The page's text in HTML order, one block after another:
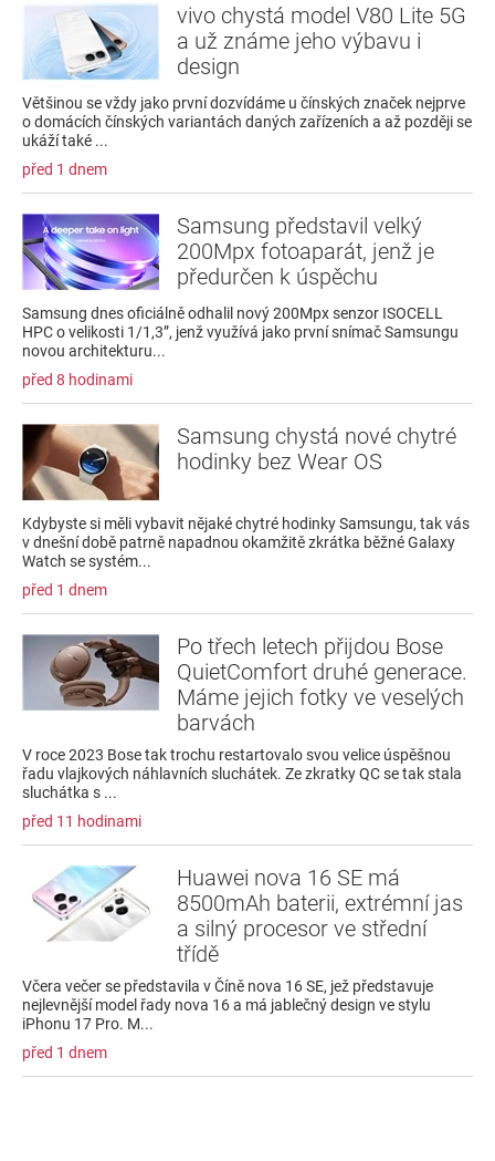
vivo chystá model V80 Lite 5G
a už známe jeho výbavu i
design
Většinou se vždy jako první dozvídáme u čínských značek nejprve
o domácích čínských variantách daných zařízeních a až později se
ukáží také ...
před 1 dnem
Samsung představil velký
200Mpx fotoaparát, jenž je
předurčen k úspěchu
Samsung dnes oficiálně odhalil nový 200Mpx senzor ISOCELL
HPC o velikosti 1/1,3”, jenž využívá jako první snímač Samsungu
novou architekturu...
před 8 hodinami
Samsung chystá nové chytré
hodinky bez Wear OS
Kdybyste si měli vybavit nějaké chytré hodinky Samsungu, tak vás
v dnešní době patrně napadnou okamžitě zkrátka běžné Galaxy
Watch se systém...
před 1 dnem
Po třech letech přijdou Bose
QuietComfort druhé generace.
Máme jejich fotky ve veselých
barvách
V roce 2023 Bose tak trochu restartovalo svou velice úspěšnou
řadu vlajkových náhlavních sluchátek. Ze zkratky QC se tak stala
sluchátka s ...
před 11 hodinami
Huawei nova 16 SE má
8500mAh baterii, extrémní jas
a silný procesor ve střední
třídě
Včera večer se představila v Číně nova 16 SE, jež představuje
nejlevnější model řady nova 16 a má jablečný design ve stylu
iPhonu 17 Pro. M...
před 1 dnem